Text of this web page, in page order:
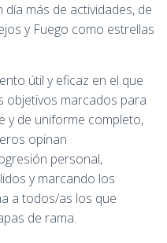
más de actividades, de
y Fuego como estrellas
útil y eficaz en el que
objetivos marcados para
y de uniforme completo,
opinan
personal,
y marcando los
a todos/as los que
de rama.